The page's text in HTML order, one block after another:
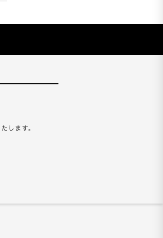
します。